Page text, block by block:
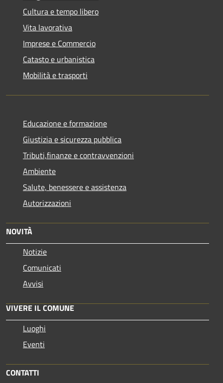
Cultura e tempo libero
Vita lavorativa
Imprese e Commercio
Catasto e urbanistica
Mobilità e trasporti
Educazione e formazione
Giustizia e sicurezza pubblica
Tributi,finanze e contravvenzioni
Ambiente
Salute, benessere e assistenza
Autorizzazioni
NOVITÀ
Notizie
Comunicati
Avvisi
VIVERE IL COMUNE
Luoghi
Eventi
CONTATTI